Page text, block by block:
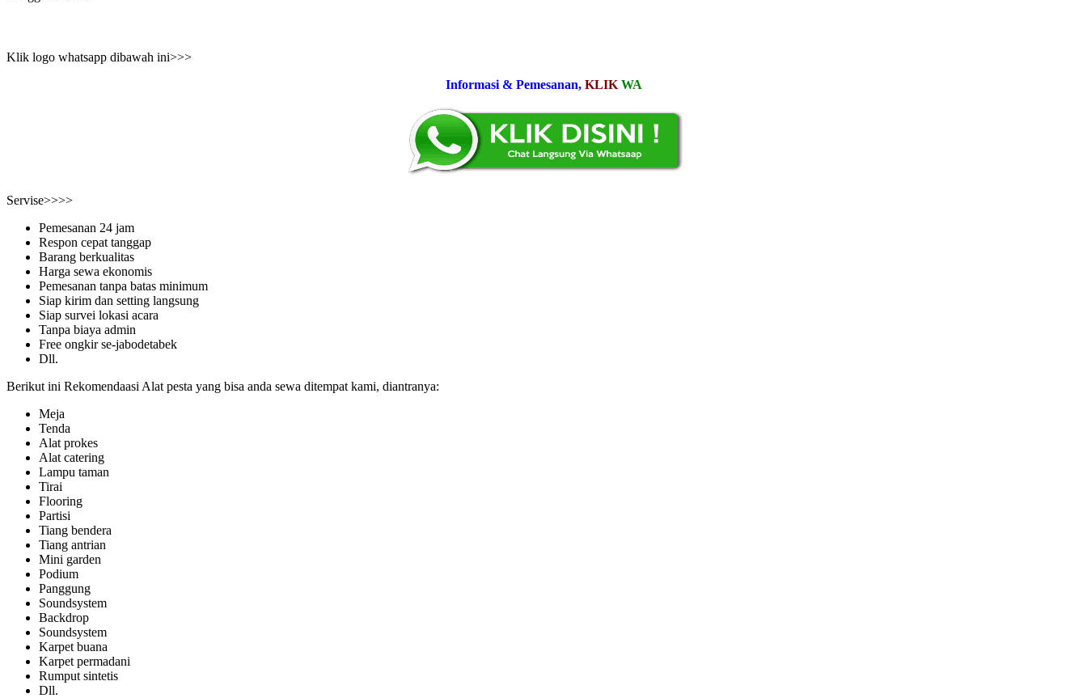
Klik logo whatsapp dibawah ini>>>
Informasi & Pemesanan, KLIK WA
Servise>>>>
Pemesanan 24 jam
Respon cepat tanggap
Barang berkualitas
Harga sewa ekonomis
Pemesanan tanpa batas minimum
Siap kirim dan setting langsung
Siap survei lokasi acara
Tanpa biaya admin
Free ongkir se-jabodetabek
Dll.
Berikut ini Rekomendaasi Alat pesta yang bisa anda sewa ditempat kami, diantranya:
Meja
Tenda
Alat prokes
Alat catering
Lampu taman
Tirai
Flooring
Partisi
Tiang bendera
Tiang antrian
Mini garden
Podium
Panggung
Soundsystem
Backdrop
Soundsystem
Karpet buana
Karpet permadani
Rumput sintetis
Dll.